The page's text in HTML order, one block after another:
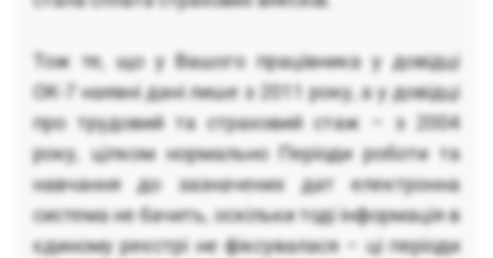
Тож те, що у Вашого працівника у довідці
ОК-7 наявні дані лише з 2011 року, а у довідці
про трудовий та страховий стаж – з 2004
року, цілком нормально Періоди роботи та
навчання до зазначених дат електронна
система не бачить, оскільки тоді інформація в
єдиному реєстрі не фіксувалася – ці періоди